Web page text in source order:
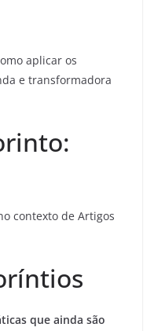
aplicar os
e transformadora
contexto de Artigos
que ainda são